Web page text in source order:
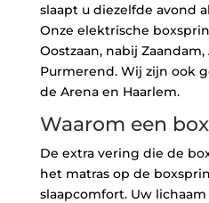
slaapt u diezelfde avond
Onze elektrische
Oostzaan, nabij
Purmerend. Wij zijn ook
de Arena en Haarlem.
Waarom een
De extra vering die de
het matras op de
slaapcomfort. Uw